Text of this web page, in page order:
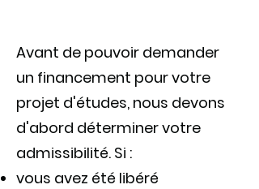
Avant de pouvoir demander
un financement pour votre
projet d'études, nous devons
d'abord déterminer votre
admissibilité. Si :
vous avez été libéré